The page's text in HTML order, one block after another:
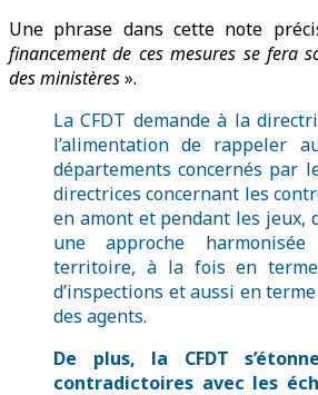
Une phrase dans cette note
financement de ces mesures se fera
des ministères».
La CFDT demande à la
l’alimentation de rappeler
départements concernés par
directrices concernant les
en amont et pendant les jeux,
une approche
territoire, à la fois en
d’inspections et aussi en
des agents.
De plus, la CFDT
contradictoires avec les